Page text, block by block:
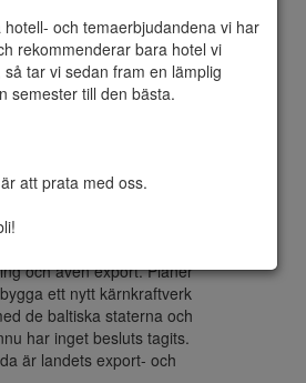
och temaerbjudandena vi har
rekommenderar bara hotel vi
tar vi sedan fram en lämplig
semester till den bästa.
att prata med oss.
är den 16 februari och
medlem i Europeiska
Nato.
och annan
nyårsafton 2009 och det
och även export. Planer
ett nytt kärnkraftverk
de baltiska staterna och
har inget besluts tagits.
är landets export- och